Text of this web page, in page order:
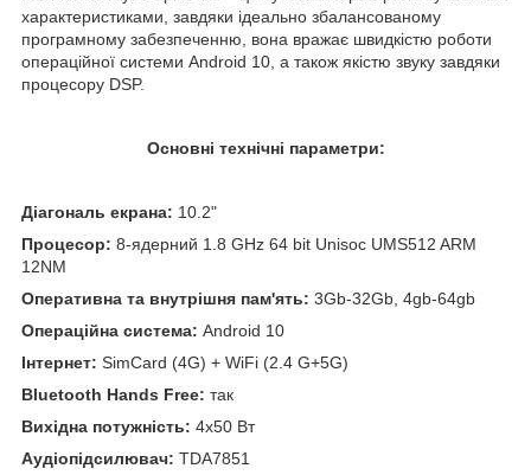
характеристиками, завдяки ідеально збалансованому
програмному забезпеченню, вона вражає швидкістю роботи
операційної системи Android 10, а також якістю звуку завдяки
процесору DSP.
Основні технічні параметри:
Діагональ екрана: 10.2"
Процесор: 8-ядерний 1.8 GHz 64 bit Unisoc UMS512 ARM
12NM
Оперативна та внутрішня пам'ять: 3Gb-32Gb, 4gb-64gb
Операційна система: Android 10
Інтернет: SimCard (4G) + WiFi (2.4 G+5G)
Bluetooth Hands Free: так
Вихідна потужність: 4x50 Вт
Аудіопідсилювач: TDA7851